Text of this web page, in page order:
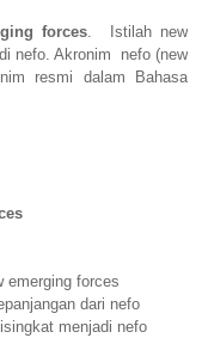
forces. Istilah new
nefo. Akronim nefo (new
resmi dalam Bahasa
emerging forces
dari nefo
menjadi nefo